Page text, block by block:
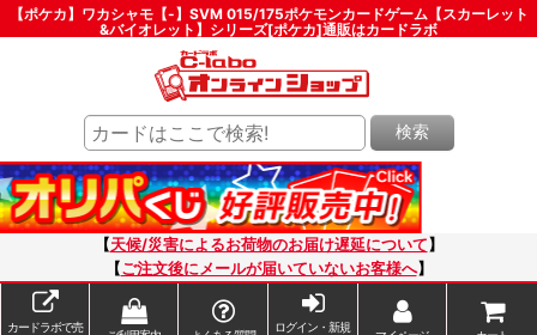
【ポケカ】ワカシャモ【-】SVM 015/175ポケモンカードゲーム【スカーレット
&バイオレット】シリーズ[ポケカ]通販はカードラボ
検索
【天候/災害によるお荷物のお届け遅延について 】
【ご注文後にメールが届いていないお客様へ】
カードラボで売
ログイン・新規